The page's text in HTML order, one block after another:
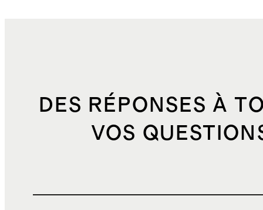
DES RÉPONSES À
VOS